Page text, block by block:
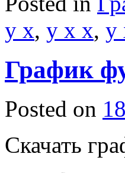
y x, y x x, y
График
Posted on
Скачать